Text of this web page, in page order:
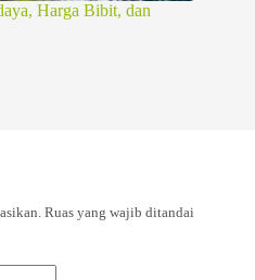
Harga Bibit, dan
Ruas yang wajib ditandai